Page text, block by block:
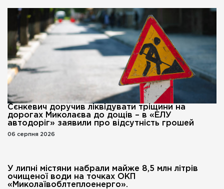
Сєнкевич доручив ліквідувати тріщини на
дорогах Миколаєва до дощів – в «ЕЛУ
автодоріг» заявили про відсутність грошей
06 серпня 2026
У липні містяни набрали майже 8,5 млн літрів
очищеної води на точках ОКП
«Миколаївоблтеплоенерго».